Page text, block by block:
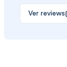
Ver reviews